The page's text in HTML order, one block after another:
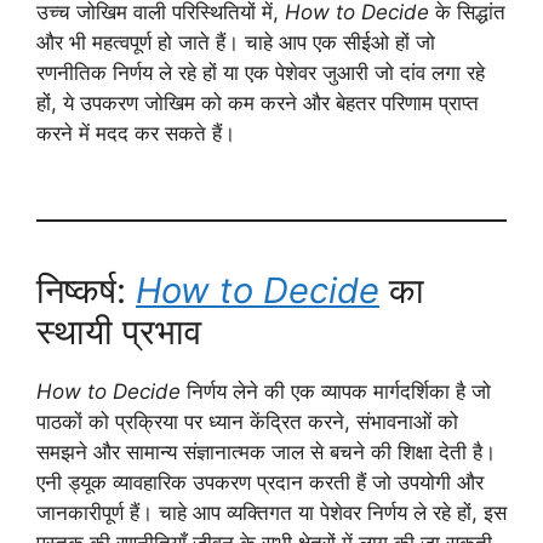
उच्च जोखिम वाली परिस्थितियों में, How to Decide के सिद्धांत
और भी महत्वपूर्ण हो जाते हैं। चाहे आप एक सीईओ हों जो
रणनीतिक निर्णय ले रहे हों या एक पेशेवर जुआरी जो दांव लगा रहे
हों, ये उपकरण जोखिम को कम करने और बेहतर परिणाम प्राप्त
करने में मदद कर सकते हैं।
निष्कर्ष: How to Decide का
स्थायी प्रभाव
How to Decide निर्णय लेने की एक व्यापक मार्गदर्शिका है जो
पाठकों को प्रक्रिया पर ध्यान केंद्रित करने, संभावनाओं को
समझने और सामान्य संज्ञानात्मक जाल से बचने की शिक्षा देती है।
एनी ड्यूक व्यावहारिक उपकरण प्रदान करती हैं जो उपयोगी और
जानकारीपूर्ण हैं। चाहे आप व्यक्तिगत या पेशेवर निर्णय ले रहे हों, इस